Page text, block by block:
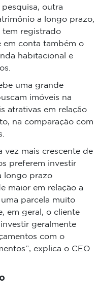
outra
a longo prazo,
tem registrado
em conta também o
habitacional e
uma grande
imóveis na
atrativas em relação
na comparação com
vez mais crescente de
preferem investir
longo prazo
maior em relação a
parcela muito
em geral, o cliente
geralmente
com o
explica o CEO